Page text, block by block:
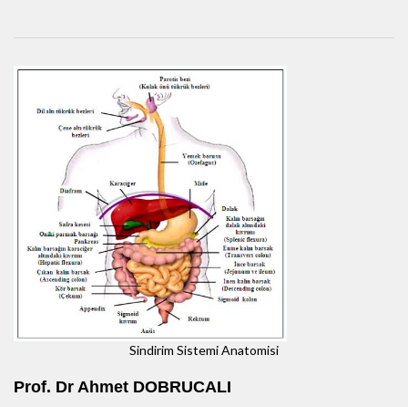
Sindirim Sistemi Anatomisi
Prof. Dr Ahmet DOBRUCALI